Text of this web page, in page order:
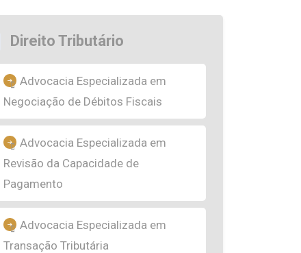
Direito Tributário
Advocacia Especializada em
Negociação de Débitos Fiscais
Advocacia Especializada em
Revisão da Capacidade de
Pagamento
Advocacia Especializada em
Transação Tributária